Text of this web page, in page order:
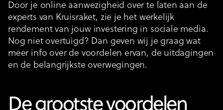
Door je online aanwezigheid over te laten aan de
experts van Kruisraket, zie je het werkelijk
rendement van jouw investering in sociale media.
Nog niet overtuigd? Dan geven wij je graag wat
meer info over de voordelen ervan, de uitdagingen
en de belangrijkste overwegingen.
De grootste voordelen